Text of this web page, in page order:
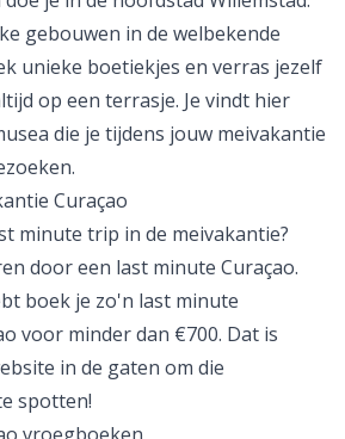
doe je in de hoofdstad Willemstad.
gebouwen in de welbekende
unieke boetiekjes en verras jezelf
op een terrasje. Je vindt hier
die je tijdens jouw meivakantie
Curaçao
minute trip in de meivakantie?
door een
last minute Curaçao
boek je zo'n last minute
voor minder dan €700. Dat is
in de gaten om die
spotten!